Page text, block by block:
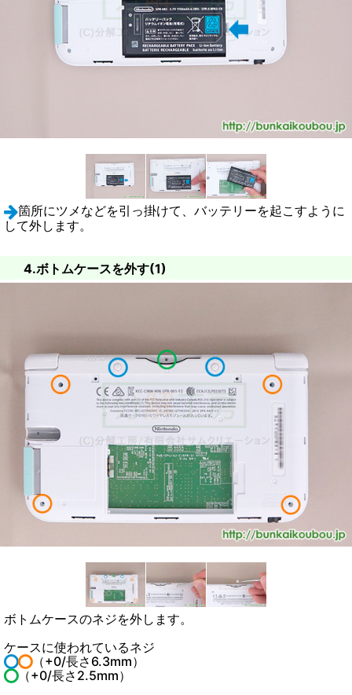
箇所にツメなどを引っ掛けて、バッテリーを起こすように
して外します。
4.ボトムケースを外す(1)
ボトムケースのネジを外します。
ケースに使われているネジ
（+0/長さ6.3mm）
（+0/長さ2.5mm）